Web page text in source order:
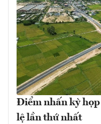
Điểm nhấn kỳ
lệ lần thứ nhất